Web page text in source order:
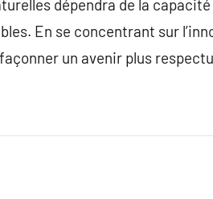
dépendra de la
En se concentrant sur
un avenir plus